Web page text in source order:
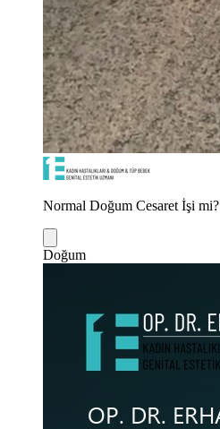
Normal Doğum Cesaret İşi mi?
Doğum